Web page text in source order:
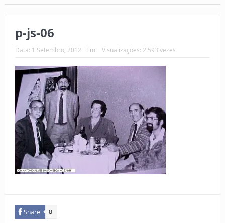
p-js-06
Data: 1 Setembro, 2012 Em: Visualizações: 2.593 vezes
Share 0